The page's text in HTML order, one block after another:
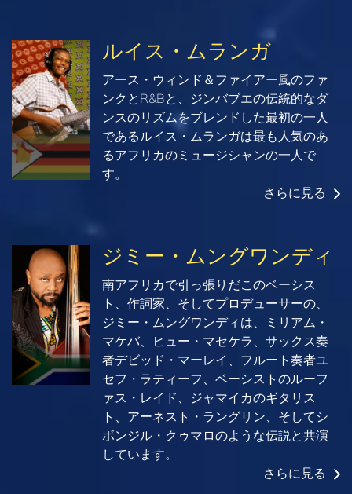
ルイス・ムランガ
アース・ウィンド＆ファイアー風のファ
ンクとR&Bと、ジンバブエの伝統的なダ
ンスのリズムをブレンドした最初の一人
であるルイス・ムランガは最も人気のあ
るアフリカのミュージシャンの一人で
す。
さらに見る
ジミー・ムングワンディ
南アフリカで引っ張りだこのベーシス
ト、作詞家、そしてプロデューサーの、
ジミー・ムングワンディは、ミリアム・
マケバ、ヒュー・マセケラ、サックス奏
者デビッド・マーレイ、フルート奏者ユ
セフ・ラティーフ、ベーシストのルーフ
ァス・レイド、ジャマイカのギタリス
ト、アーネスト・ラングリン、そしてシ
ボンジル・クゥマロのような伝説と共演
しています。
さらに見る